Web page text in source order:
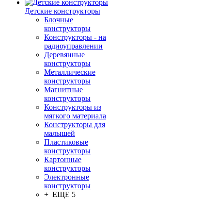
Детские конструкторы
Блочные
конструкторы
Конструкторы - на
радиоуправлении
Деревянные
конструкторы
Металлические
конструкторы
Магнитные
конструкторы
Конструкторы из
мягкого материала
Конструкторы для
малышей
Пластиковые
конструкторы
Картонные
конструкторы
Электронные
конструкторы
+ ЕЩЕ 5